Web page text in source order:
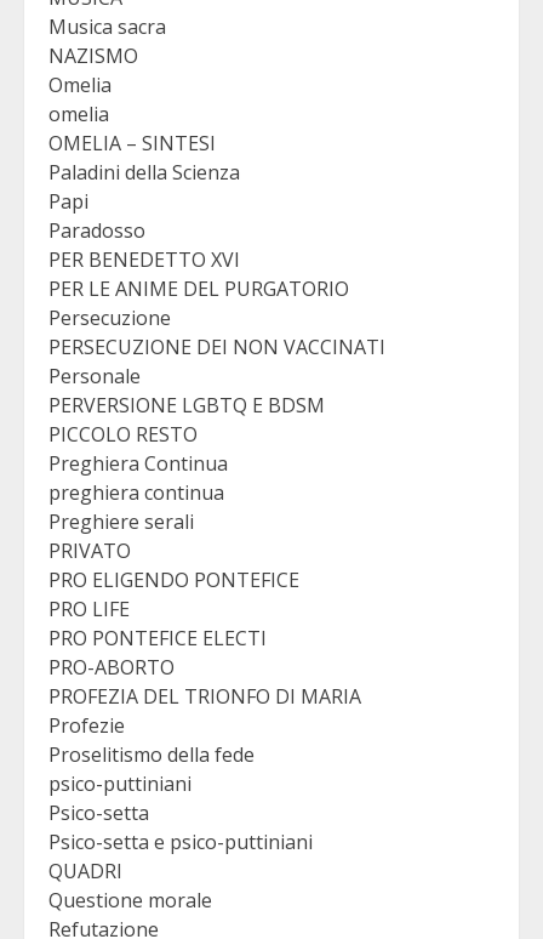
Musica sacra
NAZISMO
Omelia
omelia
OMELIA – SINTESI
Paladini della Scienza
Papi
Paradosso
PER BENEDETTO XVI
PER LE ANIME DEL PURGATORIO
Persecuzione
PERSECUZIONE DEI NON VACCINATI
Personale
PERVERSIONE LGBTQ E BDSM
PICCOLO RESTO
Preghiera Continua
preghiera continua
Preghiere serali
PRIVATO
PRO ELIGENDO PONTEFICE
PRO LIFE
PRO PONTEFICE ELECTI
PRO-ABORTO
PROFEZIA DEL TRIONFO DI MARIA
Profezie
Proselitismo della fede
psico-puttiniani
Psico-setta
Psico-setta e psico-puttiniani
QUADRI
Questione morale
Refutazione